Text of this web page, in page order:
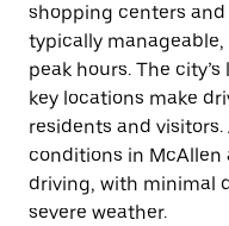
shopping centers
typically
peak hours. The
key locations make
residents and
conditions in McAllen
driving, with minimal
severe weather.